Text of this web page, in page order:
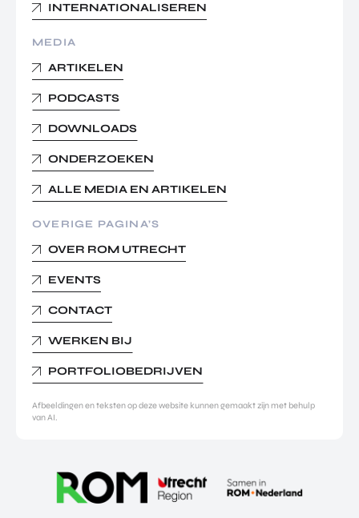
INTERNATIONALISEREN
MEDIA
ARTIKELEN
PODCASTS
DOWNLOADS
ONDERZOEKEN
ALLE MEDIA EN ARTIKELEN
OVERIGE PAGINA’S
OVER ROM UTRECHT
EVENTS
CONTACT
WERKEN BIJ
PORTFOLIOBEDRIJVEN
Afbeeldingen en teksten op deze website kunnen gemaakt zijn met behulp
van AI.